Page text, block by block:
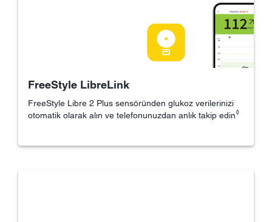
FreeStyle LibreLink
FreeStyle Libre 2 Plus sensöründen glukoz verilerinizi
otomatik olarak alın ve telefonunuzdan anlık takip edin◊